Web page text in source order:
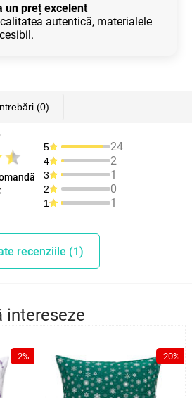
un preț excelent
autentică, materialele
(0)
5 24
4 2
3 1
2 0
1 1
recenziile (1)
intereseze
-2% -20%